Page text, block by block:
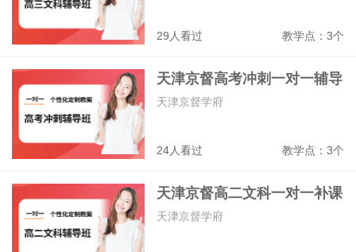
29人看过 教学点：3个
天津京督高考冲刺一对一辅导
班
24人看过 教学点：3个
天津京督学府
天津京督高二文科一对一补课
班
天津京督学府